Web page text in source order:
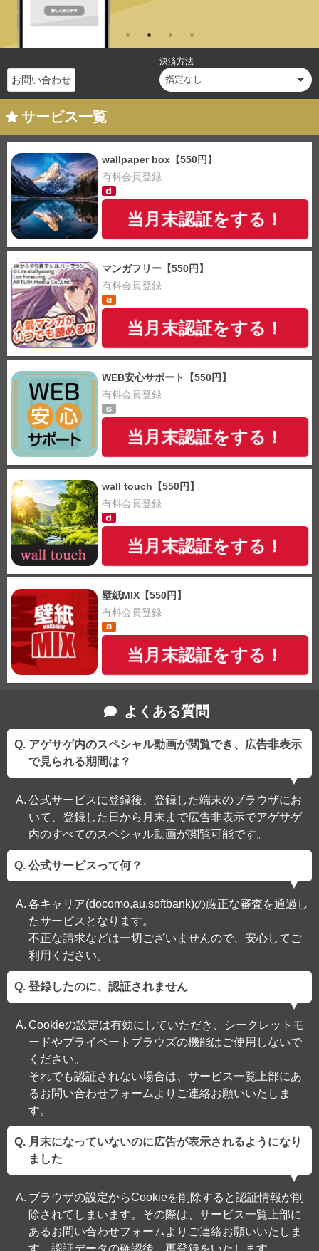
お問い合わせ
決済方法
サービス一覧
wallpaper box【550円】
有料会員登録
当月末認証をする！
マンガフリー【550円】
有料会員登録
当月末認証をする！
WEB安心サポート【550円】
有料会員登録
当月末認証をする！
wall touch【550円】
有料会員登録
当月末認証をする！
壁紙MIX【550円】
有料会員登録
当月末認証をする！
よくある質問
アゲサゲ内のスペシャル動画が閲覧でき、広告非表示
で見られる期間は？
公式サービスに登録後、登録した端末のブラウザにお
いて、登録した日から月末まで広告非表示でアゲサゲ
内のすべてのスペシャル動画が閲覧可能です。
公式サービスって何？
各キャリア(docomo,au,softbank)の厳正な審査を通過し
たサービスとなります。
不正な請求などは一切ございませんので、安心してご
利用ください。
登録したのに、認証されません
Cookieの設定は有効にしていただき、シークレットモ
ードやプライベートブラウズの機能はご使用しないで
ください。
それでも認証されない場合は、サービス一覧上部にあ
るお問い合わせフォームよりご連絡お願いいたしま
す。
月末になっていないのに広告が表示されるようになり
ました
ブラウザの設定からCookieを削除すると認証情報が削
除されてしまいます。その際は、サービス一覧上部に
あるお問い合わせフォームよりご連絡お願いいたしま